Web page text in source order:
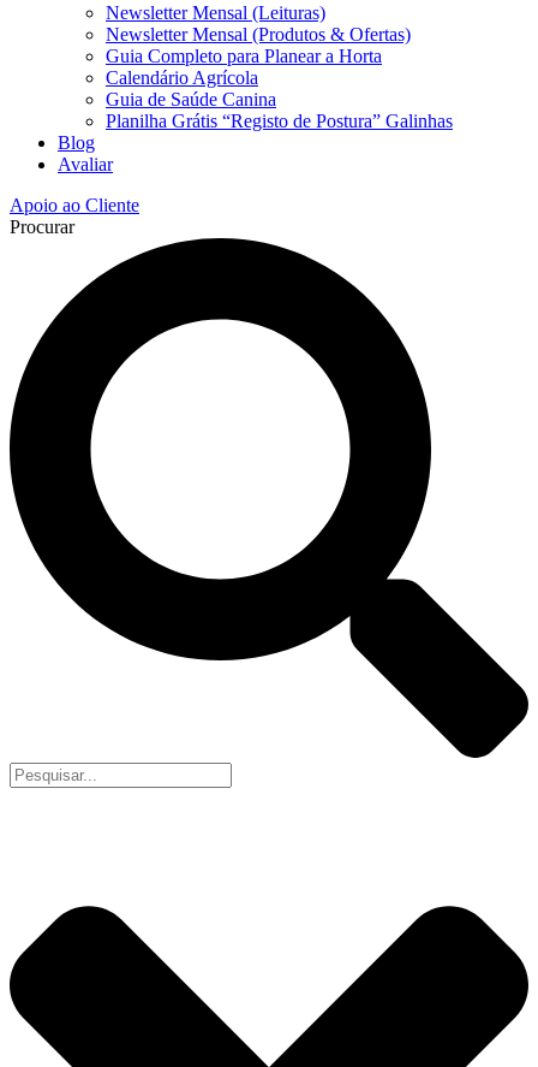
Newsletter Mensal (Leituras)
Newsletter Mensal (Produtos & Ofertas)
Guia Completo para Planear a Horta
Calendário Agrícola
Guia de Saúde Canina
Planilha Grátis “Registo de Postura” Galinhas
Blog
Avaliar
Apoio ao Cliente
Procurar